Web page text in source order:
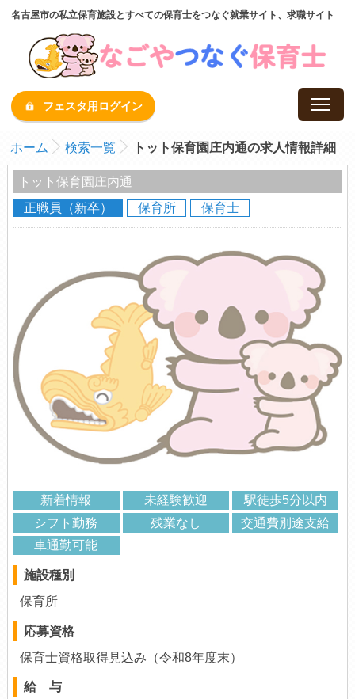
名古屋市の私立保育施設とすべての保育士をつなぐ就業サイト、求職サイト
フェスタ用ログイン
ホーム 検索一覧 トット保育園庄内通の求人情報詳細
トット保育園庄内通
正職員（新卒）
保育所 保育士
新着情報 未経験歓迎
駅徒歩5分以内
シフト勤務
残業なし
交通費別途支給
車通勤可能
施設種別
保育所
応募資格
保育士資格取得見込み（令和8年度末）
給 与